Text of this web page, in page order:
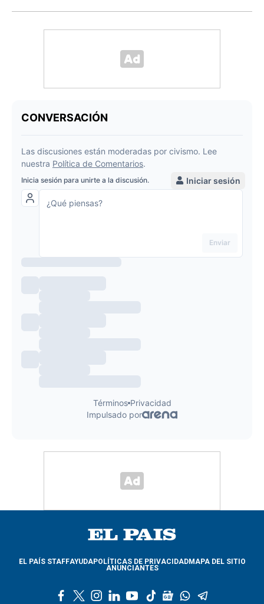
EL PAÍS STAFFAYUDAPOLÍTICAS DE PRIVACIDADMAPA DEL SITIO
ANUNCIANTES
l
y
t
g
w